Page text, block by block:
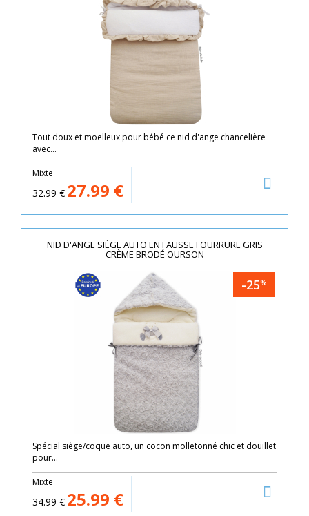
Tout doux et moelleux pour bébé ce nid d'ange chancelière
avec...
Mixte
32.99 € 27.99 €
NID D'ANGE SIÈGE AUTO EN FAUSSE FOURRURE GRIS
CRÈME BRODÉ OURSON
-25%
Spécial siège/coque auto, un cocon molletonné chic et douillet
pour...
Mixte
34.99 € 25.99 €